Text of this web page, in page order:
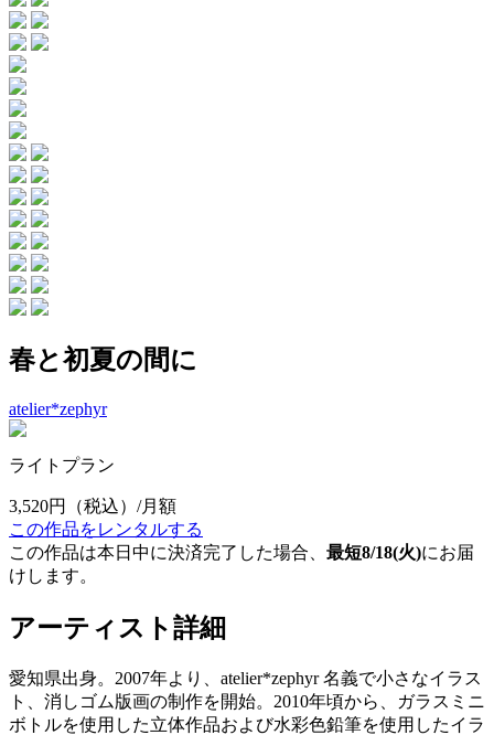
春と初夏の間に
atelier*zephyr
ライトプラン
3,520円
（税込）/月額
この作品をレンタルする
この作品は本日中に決済完了した場合、 最短8/18(火)にお届
けします。
アーティスト詳細
愛知県出身。2007年より、atelier*zephyr 名義で小さなイラス
ト、消しゴム版画の制作を開始。2010年頃から、ガラスミニ
ボトルを使用した立体作品および水彩色鉛筆を使用したイラ